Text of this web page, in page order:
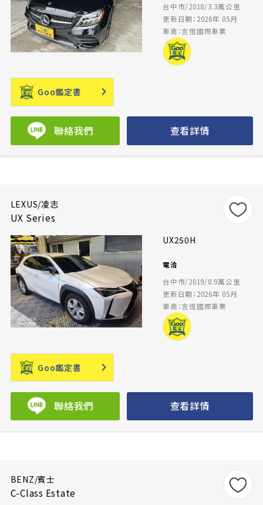
台中市/2018/3.3萬公里
更新日期：2026年 05月
車商：言恆國際車業
Goo鑑定書
聯絡我們 查看詳情
LEXUS/凌志
UX Series
UX250H
電洽
台中市/2019/8.9萬公里
更新日期：2026年 05月
車商：言恆國際車業
Goo鑑定書
聯絡我們 查看詳情
BENZ/賓士
C-Class Estate